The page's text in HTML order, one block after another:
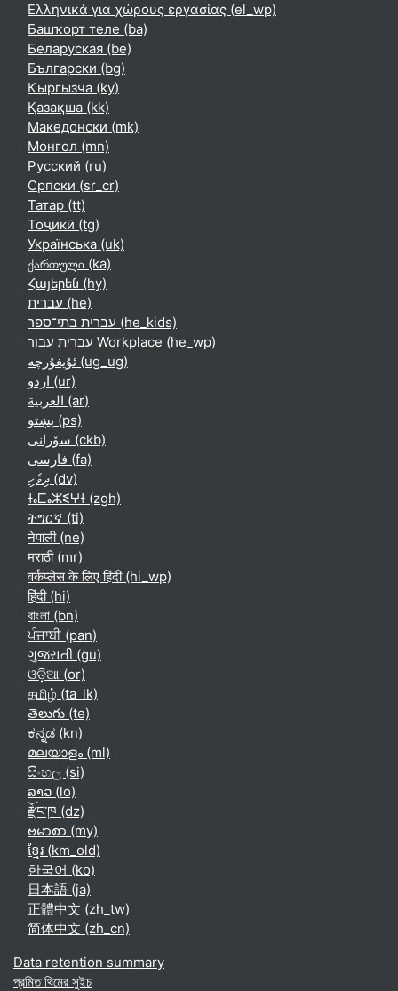
Ελληνικά για χώρους εργασίας ‎(el_wp)‎
Башҡорт теле ‎(ba)‎
Беларуская ‎(be)‎
Български ‎(bg)‎
Кыргызча ‎(ky)‎
Қазақша ‎(kk)‎
Македонски ‎(mk)‎
Монгол ‎(mn)‎
Русский ‎(ru)‎
Српски ‎(sr_cr)‎
Татар ‎(tt)‎
Тоҷикӣ ‎(tg)‎
Українська ‎(uk)‎
ქართული ‎(ka)‎
Հայերեն ‎(hy)‎
עברית ‎(he)‎
עברית בתי־ספר ‎(he_kids)‎
עברית עבור Workplace ‎(he_wp)‎
ئۇيغۇرچە ‎(ug_ug)‎
اردو ‎(ur)‎
العربية ‎(ar)‎
پښتو ‎(ps)‎
سۆرانی ‎(ckb)‎
فارسی ‎(fa)‎
ދިވެހި ‎(dv)‎
ⵜⴰⵎⴰⵣⵉⵖⵜ ‎(zgh)‎
ትግርኛ ‎(ti)‎
नेपाली ‎(ne)‎
मराठी ‎(mr)‎
वर्कप्लेस के लिए हिंदी ‎(hi_wp)‎
हिंदी ‎(hi)‎
বাংলা ‎(bn)‎
ਪੰਜਾਬੀ ‎(pan)‎
ગુજરાતી ‎(gu)‎
ଓଡ଼ିଆ ‎(or)‎
தமிழ் ‎(ta_lk)‎
తెలుగు ‎(te)‎
ಕನ್ನಡ ‎(kn)‎
മലയാളം ‎(ml)‎
සිංහල ‎(si)‎
ລາວ ‎(lo)‎
རྫོང་ཁ ‎(dz)‎
ဗမာစာ ‎(my)‎
ខ្មែរ ‎(km_old)‎
한국어 ‎(ko)‎
日本語 ‎(ja)‎
正體中文 ‎(zh_tw)‎
简体中文 ‎(zh_cn)‎
Data retention summary
প্রমিত থিমের সুইচ